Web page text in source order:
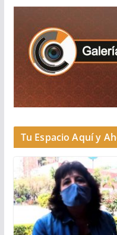
Tu Espacio Aquí y